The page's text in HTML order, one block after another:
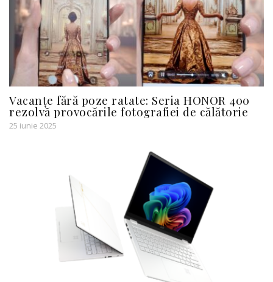
Vacanțe fără poze ratate: Seria HONOR 400
rezolvă provocările fotografiei de călătorie
25 iunie 2025